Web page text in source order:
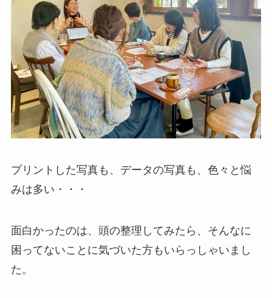
プリントした写真も、データの写真も、色々と悩
みは多い・・・
面白かったのは、頭の整理してみたら、そんなに
困ってないことに気づいた方もいらっしゃいまし
た。